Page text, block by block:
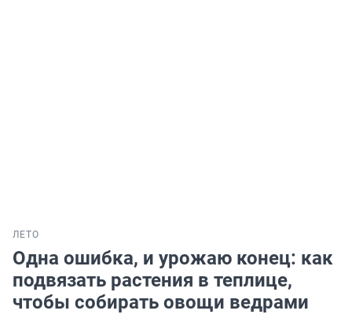
ЛЕТО
Одна ошибка, и урожаю конец: как
подвязать растения в теплице,
чтобы собирать овощи ведрами